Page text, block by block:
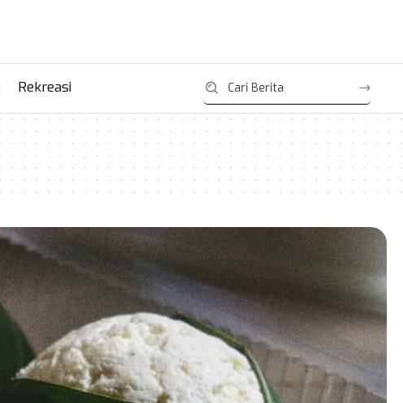
Rekreasi